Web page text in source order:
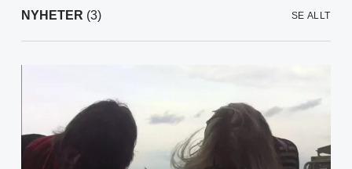
NYHETER (3) SE ALLT